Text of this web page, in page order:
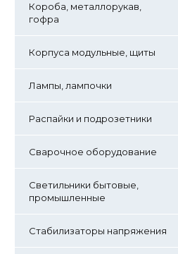
Короба, металлорукав,
гофра
Корпуса модульные, щиты
Лампы, лампочки
Распайки и подрозетники
Сварочное оборудование
Светильники бытовые,
промышленные
Стабилизаторы напряжения